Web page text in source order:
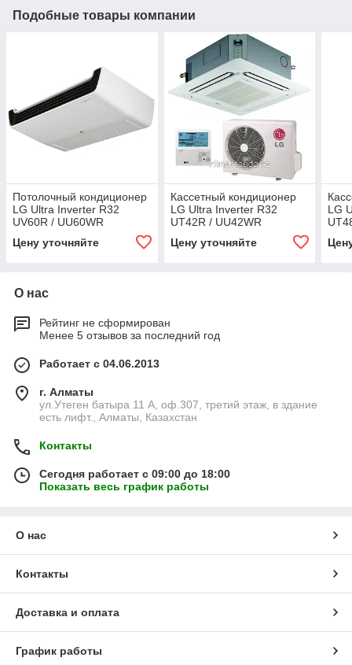
Подобные товары компании
Потолочный кондиционер
LG Ultra Inverter R32
UV60R / UU60WR
Цену уточняйте
Кассетный кондиционер
LG Ultra Inverter R32
UT42R / UU42WR
Цену уточняйте
LG
О нас
Рейтинг не сформирован
Менее 5 отзывов за последний год
Работает с 04.06.2013
г. Алматы
ул.Утеген батыра 11 А, оф.307, третий этаж, в здание
есть лифт., Алматы, Казахстан
Контакты
Сегодня работает с 09:00 до 18:00
Показать весь график работы
О нас
Контакты
Доставка и оплата
График работы